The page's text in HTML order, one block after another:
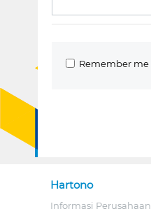
Remember me
Hartono
Informasi Perusahaan